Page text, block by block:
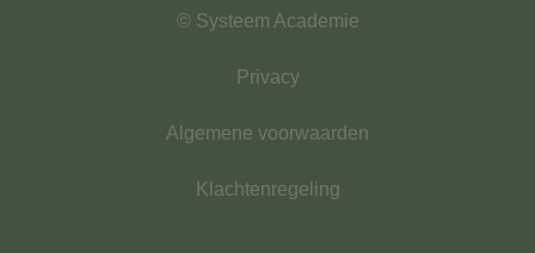
© Systeem Academie
Privacy
Algemene voorwaarden
Klachtenregeling